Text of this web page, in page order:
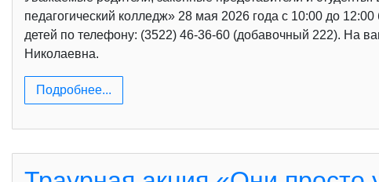
педагогический колледж» 28 мая 2026 года с 10:00 до
детей по телефону: (3522) 46-36-60 (добавочный 222). На
Николаевна.
Подробнее...